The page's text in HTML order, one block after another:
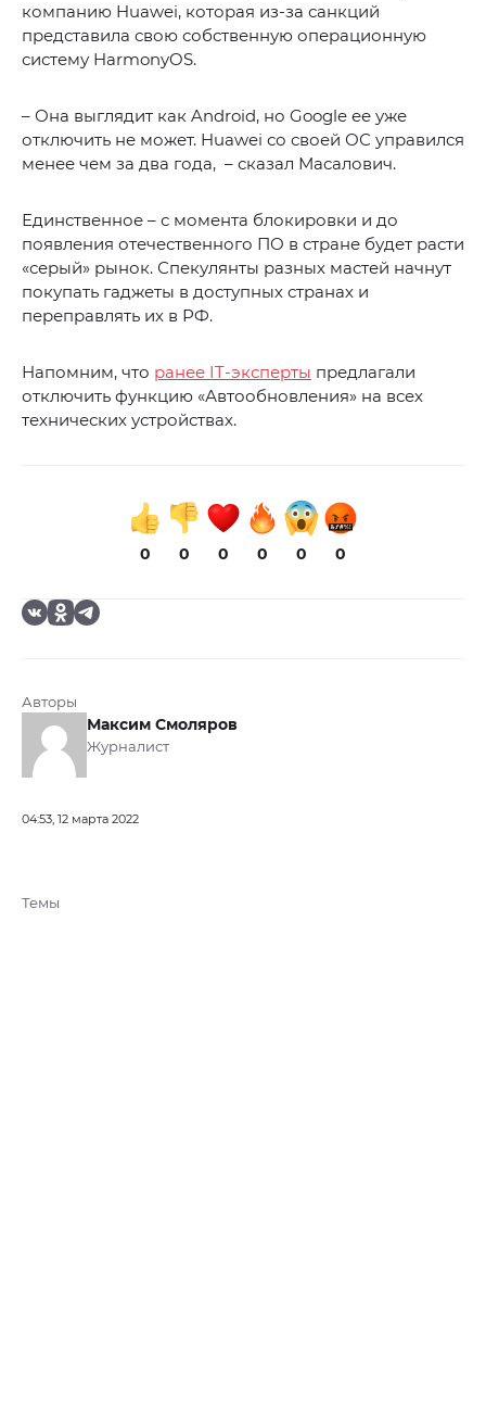
компанию Huawei, которая из-за санкций
представила свою собственную операционную
систему HarmonyOS.
– Она выглядит как Android, но Google ее уже
отключить не может. Huawei со своей ОС управился
менее чем за два года, – сказал Масалович.
Единственное – с момента блокировки и до
появления отечественного ПО в стране будет расти
«серый» рынок. Спекулянты разных мастей начнут
покупать гаджеты в доступных странах и
переправлять их в РФ.
Напомним, что ранее IT-эксперты предлагали
отключить функцию «Автообновления» на всех
технических устройствах.
0 0 0 0 0 0
Авторы
Максим Смоляров
Журналист
04:53, 12 марта 2022
Темы